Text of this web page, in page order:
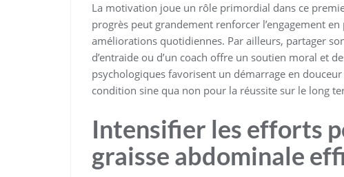
La motivation joue un rôle primordial dans ce
progrès peut grandement renforcer l’engagement
améliorations quotidiennes. Par ailleurs, partager
d’entraide ou d’un coach offre un soutien moral et
psychologiques favorisent un démarrage en
condition sine qua non pour la réussite sur le long
Intensifier les efforts
graisse abdominale